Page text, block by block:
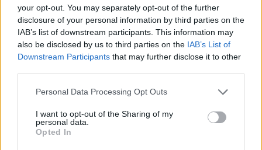
your opt-out. You may separately opt-out of the further
disclosure of your personal information by third parties on the
IAB’s list of downstream participants. This information may
also be disclosed by us to third parties on the IAB’s List of
Downstream Participants that may further disclose it to other
Personal Data Processing Opt Outs
I want to opt-out of the Sharing of my
personal data.
Opted In